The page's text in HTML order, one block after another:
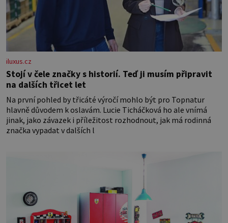
iluxus.cz
Stojí v čele značky s historií. Teď ji musím připravit
na dalších třicet let
Na první pohled by třicáté výročí mohlo být pro Topnatur
hlavně důvodem k oslavám. Lucie Ticháčková ho ale vnímá
jinak, jako závazek i příležitost rozhodnout, jak má rodinná
značka vypadat v dalších l